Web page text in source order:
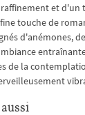
raffinement et
touche de
d'anémones,
de la